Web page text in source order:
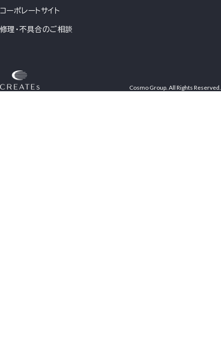
コーポレートサイト
修理・不具合のご相談
Cosmo Group. All Rights Reserved.